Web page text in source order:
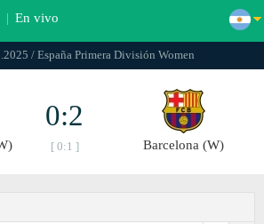
| En vivo
/ España Primera División Women
0:2
[ 0:1 ] Barcelona (W)